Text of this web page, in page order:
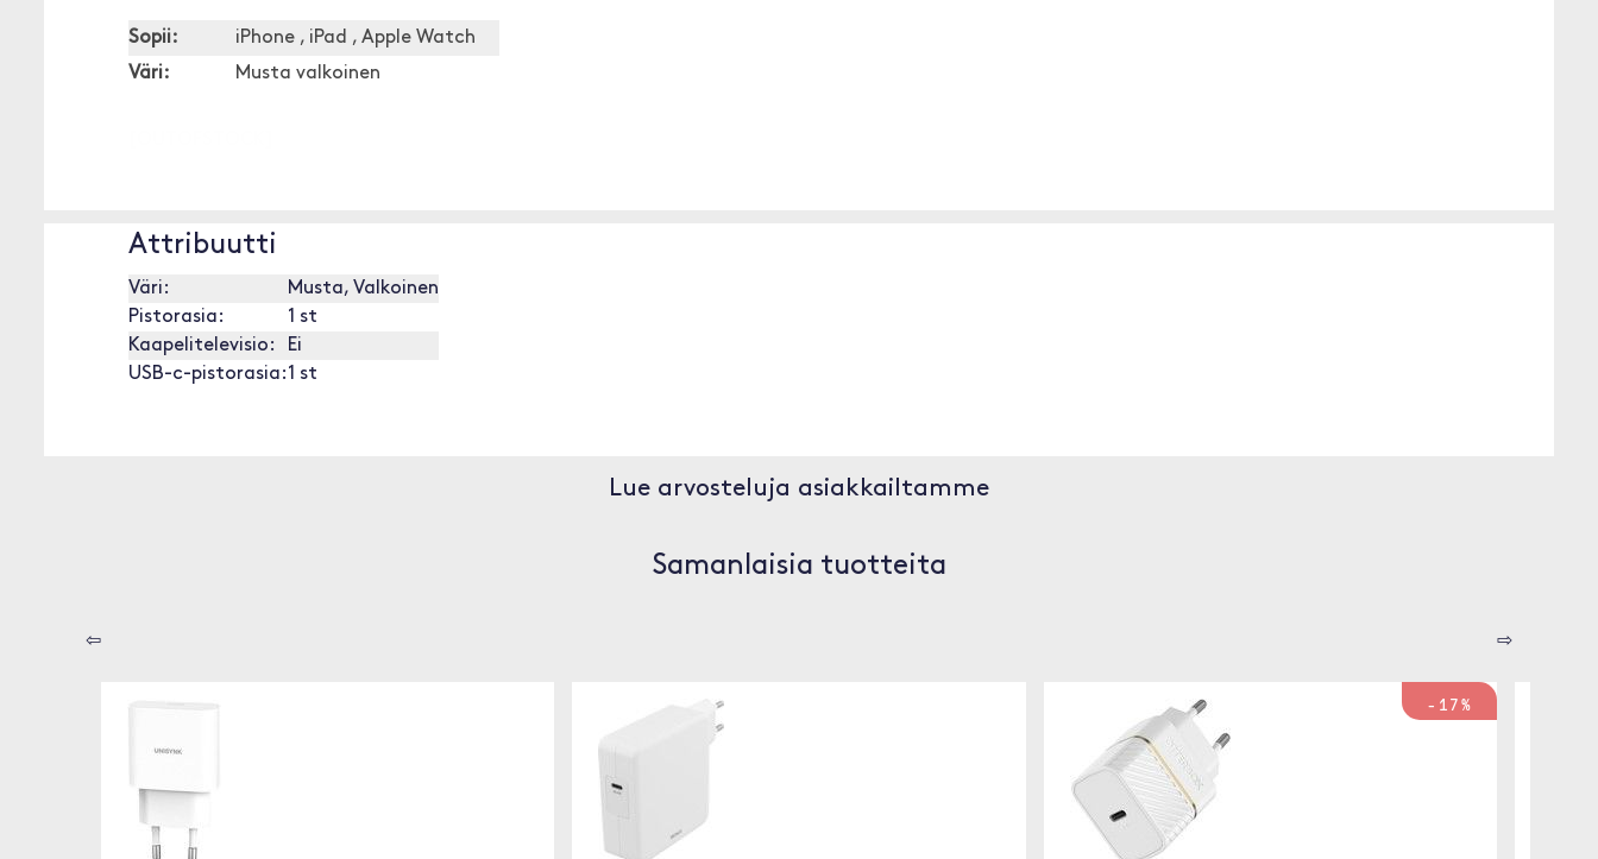
Sopii:
iPhone , iPad , Apple Watch
Väri:
Musta valkoinen
Attribuutti
Väri:
Musta, Valkoinen
Pistorasia:
1 st
Kaapelitelevisio:
Ei
USB-c-pistorasia:1 st
Lue arvosteluja asiakkailtamme
Samanlaisia tuotteita
⇦ ⇨
-17%